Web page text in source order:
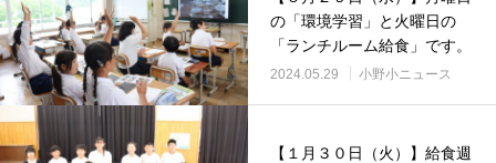
の「環境学習」と火曜日の
「ランチルーム給食」です。
2024.05.29 小野小ニュース
【１月３０日（火）】給食週